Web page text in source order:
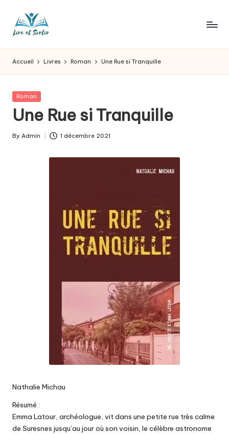
L
ir
e
e
t
s
pour
les
goûts,
pour
Accueil Livres Roman Une Rue si Tranquille
Posted
Roman
Une Rue si Tranquille
Posted
By Admin 1 décembre 2021
Nathalie Michau
Résumé :
Emma Latour, archéologue, vit dans une petite rue très calme
de Suresnes jusqu’au jour où son voisin, le célèbre astronome